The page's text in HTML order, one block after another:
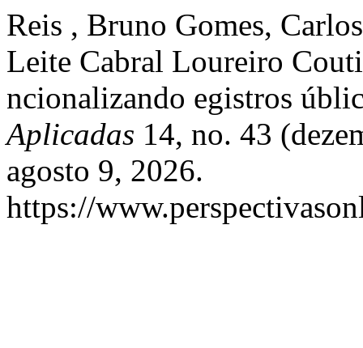
Reis , Bruno Gomes,
Leite Cabral Loureiro
ncionalizando egistros
Aplicadas 14, no. 43
agosto 9, 2026.
https://